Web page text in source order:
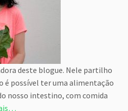
deste blogue. Nele partilho
é possível ter uma alimentação
nosso intestino, com comida